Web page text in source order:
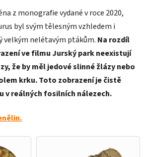
z monografie vydané v roce 2020,
byl svým tělesným vzhledem i
velkým nelétavým ptákům. Na rozdíl
ve filmu Jurský park neexistují
že by měl jedové slinné žlázy nebo
krku. Toto zobrazení je čistě
v reálných fosilních nálezech.